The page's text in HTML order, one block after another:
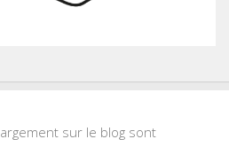
sur le blog sont